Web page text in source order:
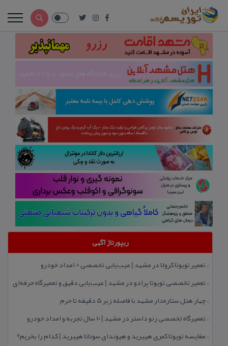
ریپورتاژ آگهی
:: تعمیر تویوتا كرولا در مشهد | عیب‌یابی تخصصی + امداد خودرو
:: تعمیر تخصصی تویوتا پرادو در مشهد | عیب‌یابی دقیق و تعمیرگاه حرفه‌ای
::چهار هتل‌ ستاره‌دار مشهد با فاصله زیر 5 دقیقه تا حرم
:: تعمیرگاه تخصصی رنو داستر در مشهد | ۱۰ سال تجربه و امداد خودرو
:: مقایسه تویوتا كمری هیبرید و هیوندای سوناتا هیبرید | كدام را بخریم؟